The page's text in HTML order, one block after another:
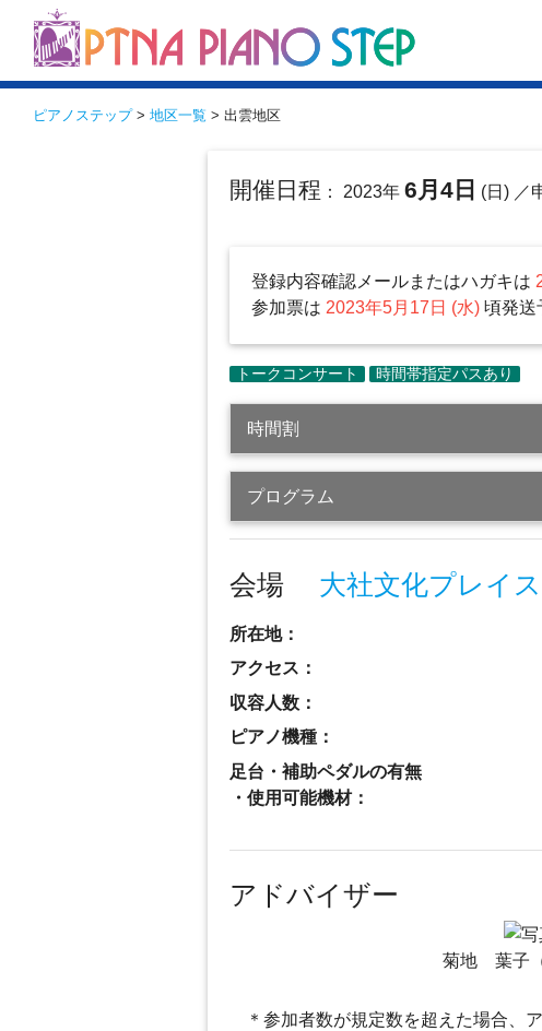
ピアノステップ> 地区一覧 > 出雲地区
開催日程 ： 2023年6月4日 (日) ／
登録内容確認メールまたはハガキは
参加票は 2023年5月17日 (水)頃発送
時間割
プログラム
会場 大社文化プレイ
所在地：
アクセス：
収容人数：
ピアノ機種：
足台・補助ペダルの有無
・使用可能機材：
アドバイザー
菊地 葉子（
＊参加者数が規定数を超えた場合、